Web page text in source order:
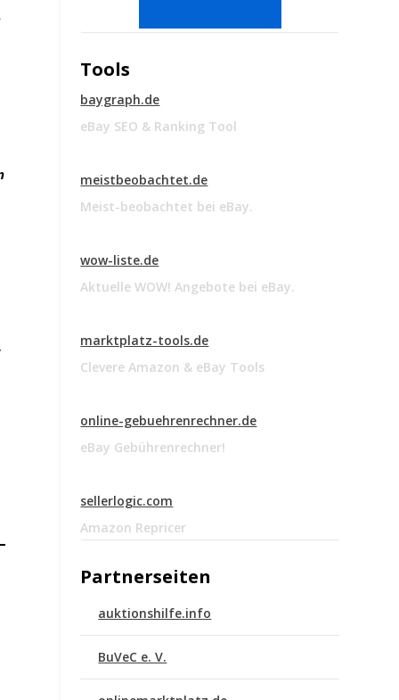
Tools
baygraph.de
eBay SEO & Ranking Tool
meistbeobachtet.de
Meist-beobachtet bei eBay.
wow-liste.de
Aktuelle WOW! Angebote bei eBay.
marktplatz-tools.de
Clevere Amazon & eBay Tools
online-gebuehrenrechner.de
eBay Gebührenrechner!
sellerlogic.com
Amazon Repricer
Partnerseiten
auktionshilfe.info
BuVeC e. V.